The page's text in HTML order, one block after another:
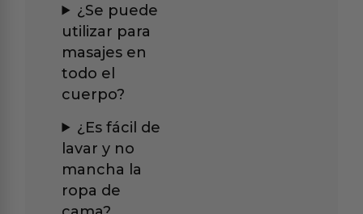
¿Se puede
utilizar para
masajes en
todo el
cuerpo?
¿Es fácil de
lavar y no
mancha la
ropa de